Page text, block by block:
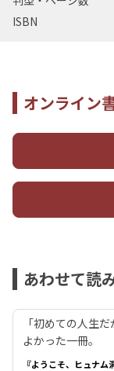
ISBN
オンライン
あわせて読
「初めての人生
よかった一冊。
『ようこそ、ヒュナム